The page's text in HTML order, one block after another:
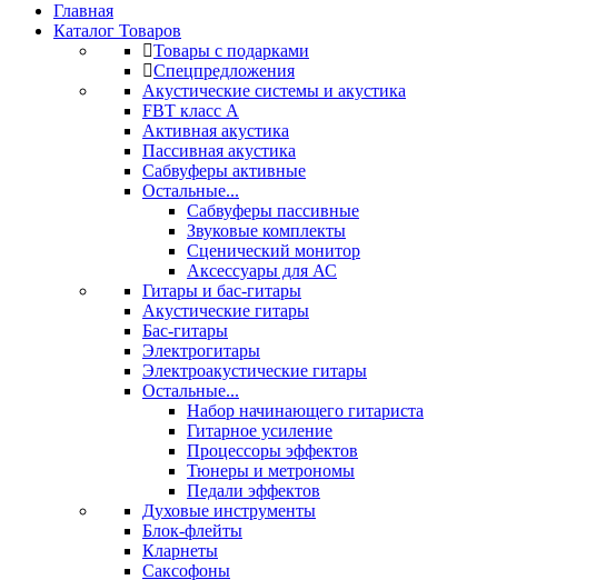
Главная
Каталог Товаров
Товары с подарками
Спецпредложения
Акустические системы и акустика
FBT класс А
Активная акустика
Пассивная акустика
Сабвуферы активные
Остальные...
Сабвуферы пассивные
Звуковые комплекты
Сценический монитор
Аксессуары для АС
Гитары и бас-гитары
Акустические гитары
Бас-гитары
Электрогитары
Электроакустические гитары
Остальные...
Набор начинающего гитариста
Гитарное усиление
Процессоры эффектов
Тюнеры и метрономы
Педали эффектов
Духовые инструменты
Блок-флейты
Кларнеты
Саксофоны